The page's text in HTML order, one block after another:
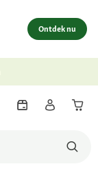
Ontdek nu